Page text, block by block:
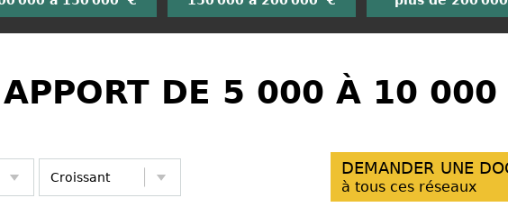
APPORT DE 5 000 À 10 000
DEMANDER UNE
à tous ces réseaux